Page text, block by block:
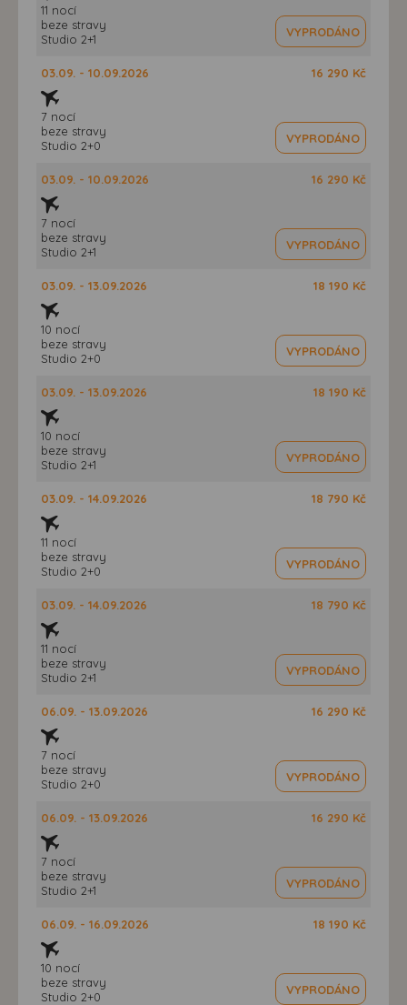
11 nocí
beze stravy
Studio 2+1
VYPRODÁNO
03.09. - 10.09.2026
7 nocí
beze stravy
Studio 2+0
16 290 Kč
VYPRODÁNO
03.09. - 10.09.2026
7 nocí
beze stravy
Studio 2+1
16 290 Kč
VYPRODÁNO
03.09. - 13.09.2026
10 nocí
beze stravy
Studio 2+0
18 190 Kč
VYPRODÁNO
03.09. - 13.09.2026
10 nocí
beze stravy
Studio 2+1
18 190 Kč
VYPRODÁNO
03.09. - 14.09.2026
11 nocí
beze stravy
Studio 2+0
18 790 Kč
VYPRODÁNO
03.09. - 14.09.2026
11 nocí
beze stravy
Studio 2+1
18 790 Kč
VYPRODÁNO
06.09. - 13.09.2026
7 nocí
beze stravy
Studio 2+0
16 290 Kč
VYPRODÁNO
06.09. - 13.09.2026
7 nocí
beze stravy
Studio 2+1
16 290 Kč
VYPRODÁNO
06.09. - 16.09.2026
10 nocí
beze stravy
Studio 2+0
18 190 Kč
VYPRODÁNO